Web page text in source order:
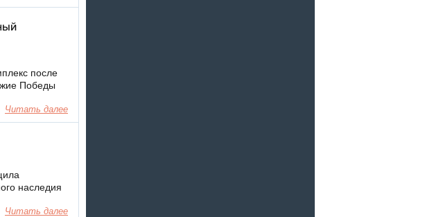
после
Победы
Читать далее
наследия
Читать далее